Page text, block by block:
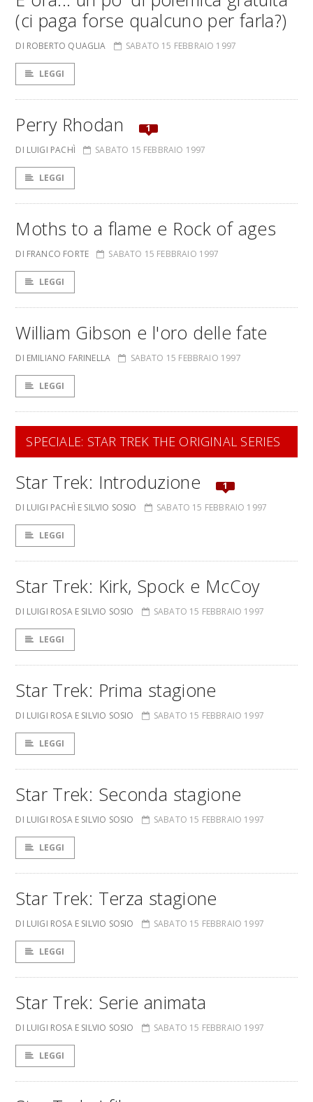
(ci paga forse qualcuno per farla?)
DI ROBERTO QUAGLIA SABATO 15 FEBBRAIO 1997
LEGGI
Perry Rhodan
1
DI LUIGI PACHÌ
SABATO 15 FEBBRAIO 1997
LEGGI
Moths to a flame e Rock of ages
DI FRANCO FORTE SABATO 15 FEBBRAIO 1997
LEGGI
William Gibson e l'oro delle fate
DI EMILIANO FARINELLA SABATO 15 FEBBRAIO 1997
LEGGI
SPECIALE: STAR TREK THE ORIGINAL SERIES
Star Trek: Introduzione
1
DI LUIGI PACHÌ E SILVIO SOSIO
SABATO 15 FEBBRAIO 1997
LEGGI
Star Trek: Kirk, Spock e McCoy
DI LUIGI ROSA E SILVIO SOSIO SABATO 15 FEBBRAIO 1997
LEGGI
Star Trek: Prima stagione
DI LUIGI ROSA E SILVIO SOSIO SABATO 15 FEBBRAIO 1997
LEGGI
Star Trek: Seconda stagione
DI LUIGI ROSA E SILVIO SOSIO SABATO 15 FEBBRAIO 1997
LEGGI
Star Trek: Terza stagione
DI LUIGI ROSA E SILVIO SOSIO SABATO 15 FEBBRAIO 1997
LEGGI
Star Trek: Serie animata
DI LUIGI ROSA E SILVIO SOSIO SABATO 15 FEBBRAIO 1997
LEGGI